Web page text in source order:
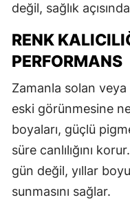
değil, sağlık
RENK
PERFORMANS
Zamanla solan
eski görünmesine
boyaları, güçlü
süre canlılığını
gün değil, yıllar
sunmasını sağlar.